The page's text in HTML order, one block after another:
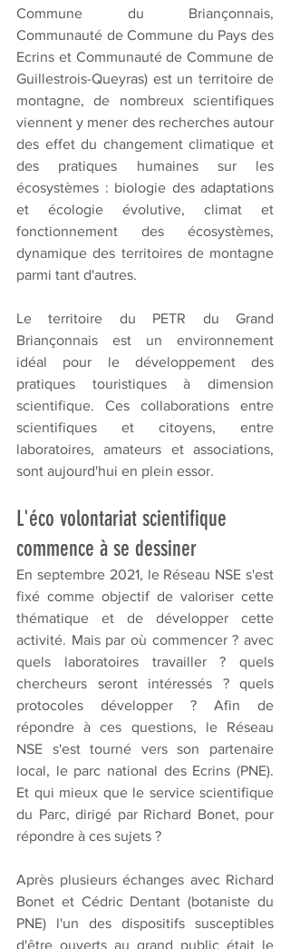
Commune du Briançonnais,
Communauté de Commune du Pays des
Ecrins et Communauté de Commune de
Guillestrois-Queyras) est un territoire de
montagne, de nombreux scientifiques
viennent y mener des recherches autour
des effet du changement climatique et
des pratiques humaines sur les
écosystèmes : biologie des adaptations
et écologie évolutive, climat et
fonctionnement des écosystèmes,
dynamique des territoires de montagne
parmi tant d'autres.
Le territoire du PETR du Grand
Briançonnais est un environnement
idéal pour le développement des
pratiques touristiques à dimension
scientifique. Ces collaborations entre
scientifiques et citoyens, entre
laboratoires, amateurs et associations,
sont aujourd'hui en plein essor.
L'éco volontariat scientifique
commence à se dessiner
En septembre 2021, le Réseau NSE s'est
fixé comme objectif de valoriser cette
thématique et de développer cette
activité. Mais par où commencer ? avec
quels laboratoires travailler ? quels
chercheurs seront intéressés ? quels
protocoles développer ? Afin de
répondre à ces questions, le Réseau
NSE s'est tourné vers son partenaire
local, le parc national des Ecrins (PNE).
Et qui mieux que le service scientifique
du Parc, dirigé par Richard Bonet, pour
répondre à ces sujets ?
Après plusieurs échanges avec Richard
Bonet et Cédric Dentant (botaniste du
PNE) l'un des dispositifs susceptibles
d'être ouverts au grand public était le